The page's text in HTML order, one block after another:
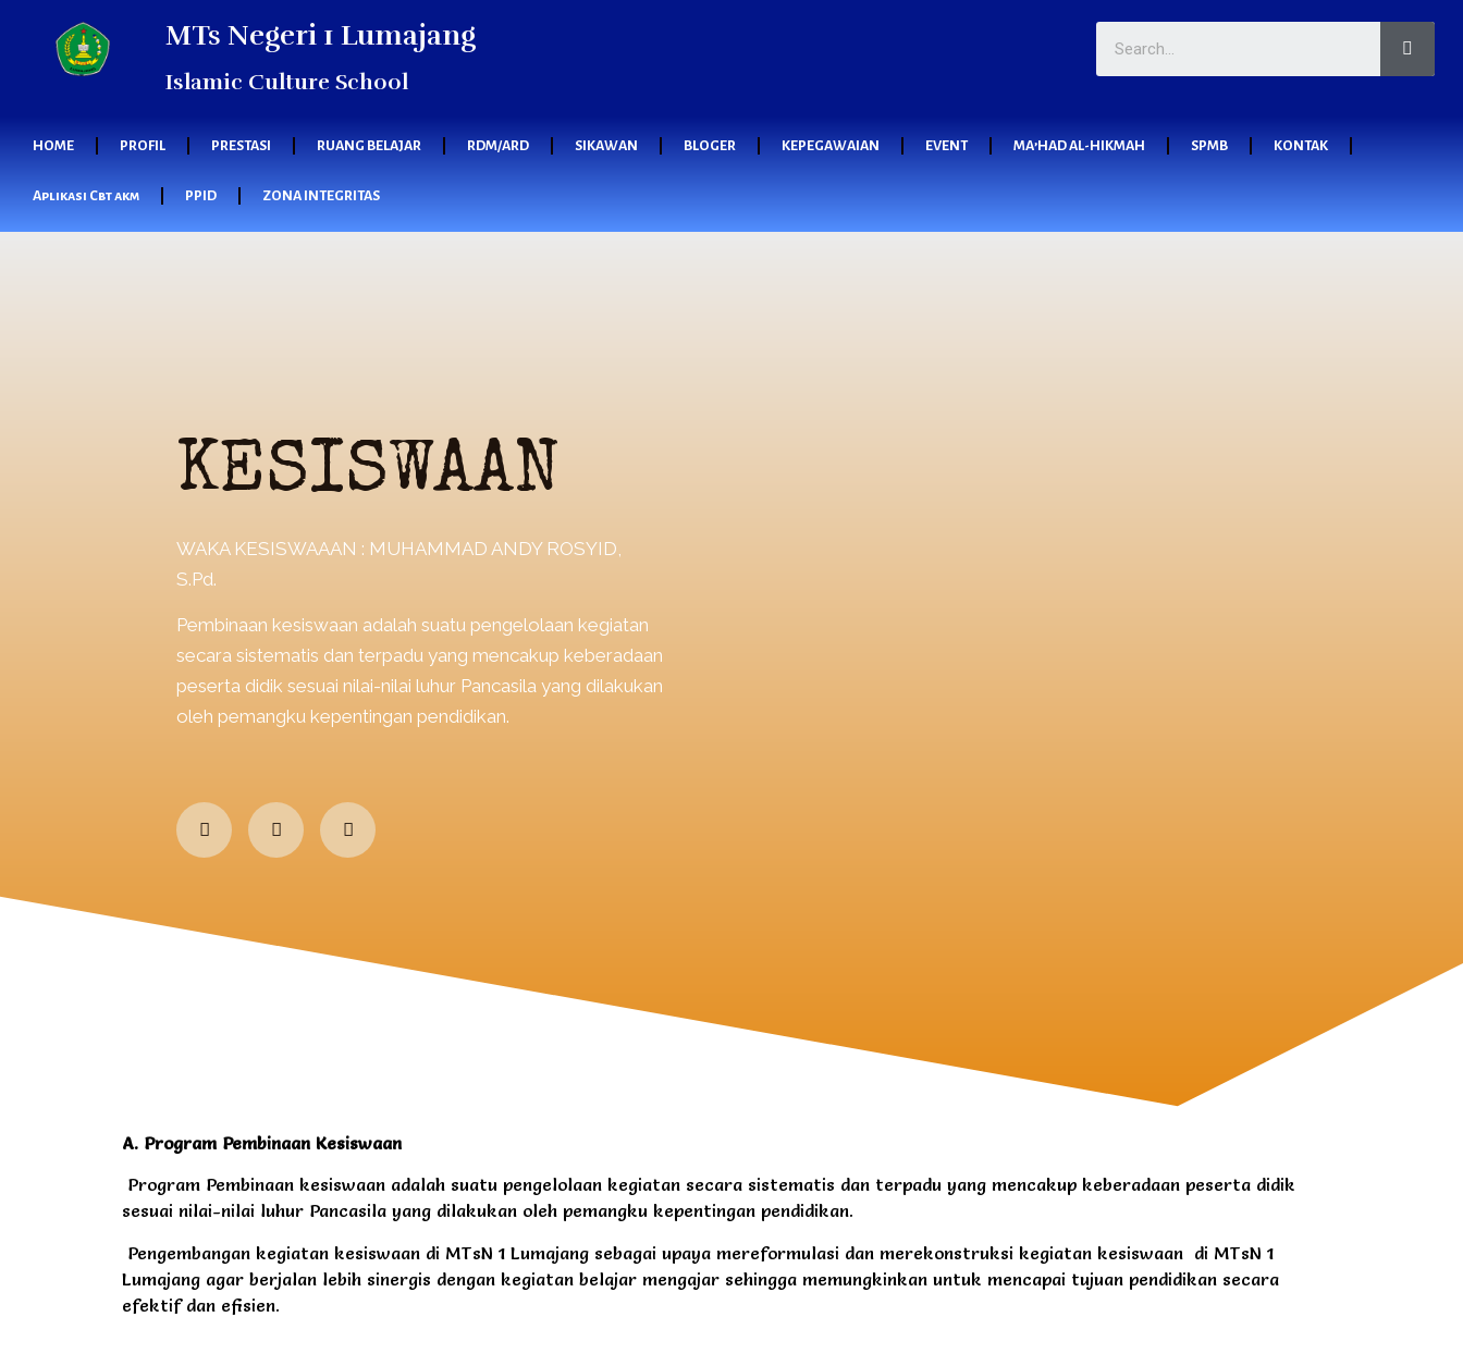
MTs Negeri 1 Lumajang
Islamic Culture School
HOME PROFIL PRESTASI RUANG BELAJAR RDM/ARD SIKAWAN BLOGER KEPEGAWAIAN EVENT MA’HAD AL-HIKMAH SPMB KONTAK
Aplikasi Cbt akm PPID ZONA INTEGRITAS
KESISWAAN
WAKA KESISWAAAN : MUHAMMAD ANDY ROSYID,
S.Pd.
Pembinaan kesiswaan adalah suatu pengelolaan kegiatan
secara sistematis dan terpadu yang mencakup keberadaan
peserta didik sesuai nilai-nilai luhur Pancasila yang dilakukan
oleh pemangku kepentingan pendidikan.
A. Program Pembinaan Kesiswaan
Program Pembinaan kesiswaan adalah suatu pengelolaan kegiatan secara sistematis dan terpadu yang mencakup keberadaan peserta didik
sesuai nilai-nilai luhur Pancasila yang dilakukan oleh pemangku kepentingan pendidikan.
Pengembangan kegiatan kesiswaan di MTsN 1 Lumajang sebagai upaya mereformulasi dan merekonstruksi kegiatan kesiswaan di MTsN 1
Lumajang agar berjalan lebih sinergis dengan kegiatan belajar mengajar sehingga memungkinkan untuk mencapai tujuan pendidikan secara
efektif dan efisien.